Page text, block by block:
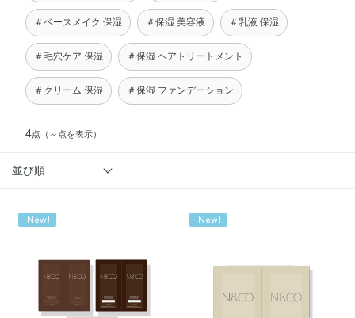
＃ベースメイク 保湿 ＃保湿 美容液 ＃乳液 保湿
＃毛穴ケア 保湿 ＃保湿 ヘアトリートメント
＃クリーム 保湿 ＃保湿 ファンデーション
4点 （～点を表示）
並び順